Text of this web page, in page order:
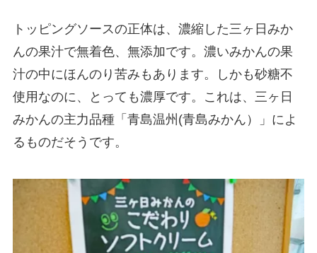
トッピングソースの正体は、濃縮した三ヶ日みか
んの果汁で無着色、無添加です。濃いみかんの果
汁の中にほんのり苦みもあります。しかも砂糖不
使用なのに、とっても濃厚です。これは、三ヶ日
みかんの主力品種「青島温州(青島みかん）」によ
るものだそうです。